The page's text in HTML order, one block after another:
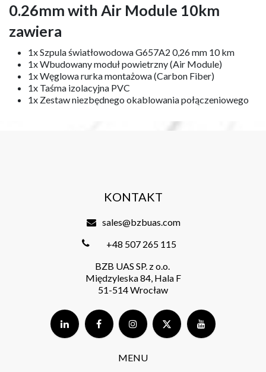
0.26mm with Air Module 10km
zawiera
1x Szpula światłowodowa G657A2 0,26 mm 10 km
1x Wbudowany moduł powietrzny (Air Module)
1x Węglowa rurka montażowa (Carbon Fiber)
1x Taśma izolacyjna PVC
1x Zestaw niezbędnego okablowania połączeniowego
MENU
KONTAKT
sales@bzbuas.com
+48 507 265 115
BZB UAS SP. z o.o.
Międzyleska 84, Hala F
51-514 Wrocław